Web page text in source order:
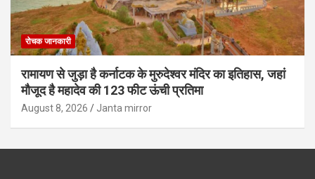
रोचक जानकारी
रामायण से जुड़ा है कर्नाटक के मुरुदेश्वर मंदिर का इतिहास, जहां
मौजूद है महादेव की 123 फीट ऊंची प्रतिमा
August 8, 2026 Janta mirror